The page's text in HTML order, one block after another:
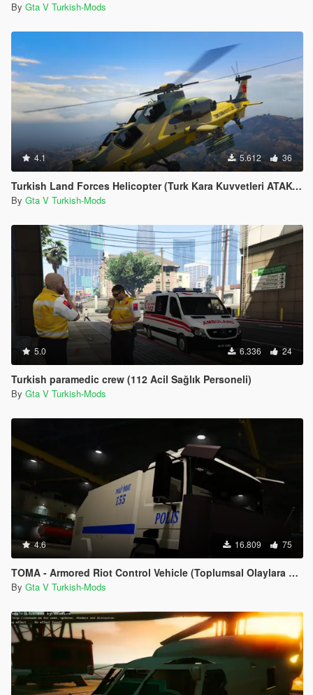
By Gta V Turkish-Mods
4.1 5.612 36
Turkish Land Forces Helicopter (Turk Kara Kuvvetleri ATAK-129)
By Gta V Turkish-Mods
5.0 6.336 24
Turkish paramedic crew (112 Acil Sağlık Personeli)
By Gta V Turkish-Mods
4.6 16.809 75
TOMA - Armored Riot Control Vehicle (Toplumsal Olaylara Müdahale Aracı)
By Gta V Turkish-Mods